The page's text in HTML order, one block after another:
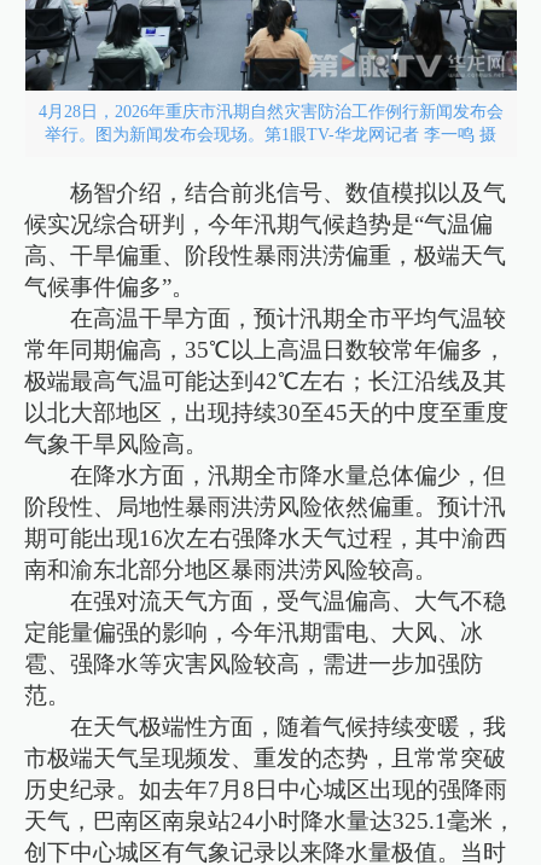
4月28日，2026年重庆市汛期自然灾害防治工作例行新闻发布会
举行。图为新闻发布会现场。第1眼TV-华龙网记者 李一鸣 摄
杨智介绍，结合前兆信号、数值模拟以及气
候实况综合研判，今年汛期气候趋势是“气温偏
高、干旱偏重、阶段性暴雨洪涝偏重，极端天气
气候事件偏多”。
在高温干旱方面，预计汛期全市平均气温较
常年同期偏高，35℃以上高温日数较常年偏多，
极端最高气温可能达到42℃左右；长江沿线及其
以北大部地区，出现持续30至45天的中度至重度
气象干旱风险高。
在降水方面，汛期全市降水量总体偏少，但
阶段性、局地性暴雨洪涝风险依然偏重。预计汛
期可能出现16次左右强降水天气过程，其中渝西
南和渝东北部分地区暴雨洪涝风险较高。
在强对流天气方面，受气温偏高、大气不稳
定能量偏强的影响，今年汛期雷电、大风、冰
雹、强降水等灾害风险较高，需进一步加强防
范。
在天气极端性方面，随着气候持续变暖，我
市极端天气呈现频发、重发的态势，且常常突破
历史纪录。如去年7月8日中心城区出现的强降雨
天气，巴南区南泉站24小时降水量达325.1毫米，
创下中心城区有气象记录以来降水量极值。当时